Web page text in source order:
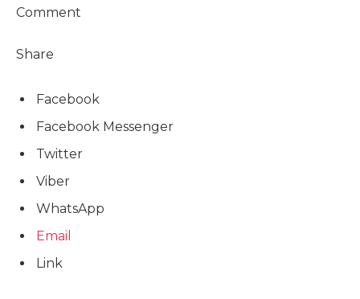
Comment
Share
Facebook
Facebook Messenger
Twitter
Viber
WhatsApp
Email
Link